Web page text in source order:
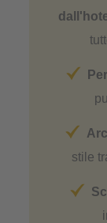
stile